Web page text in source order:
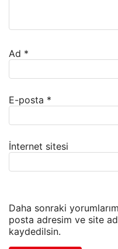
Ad *
E-posta *
İnternet sitesi
Daha sonraki
posta adresim ve site
kaydedilsin.